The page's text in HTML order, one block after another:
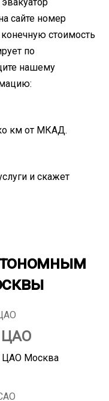
сайте номер
стоимость
по
нашему
км от МКАД.
и скажет
ЦАО
ЦАО Москва